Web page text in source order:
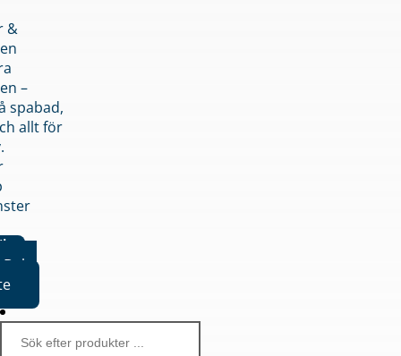
&
–
spabad,
allt för
Boka